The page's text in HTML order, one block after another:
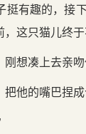
挺有趣的，接
这只猫儿终于
想凑上去亲
他的嘴巴捏